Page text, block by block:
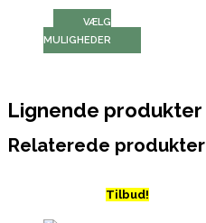
VÆLG
MULIGHEDER
Lignende produkter
Relaterede produkter
Tilbud!